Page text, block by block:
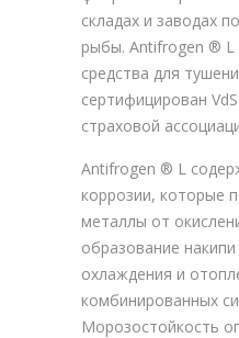
складах и заводах
рыбы. Antifrogen ® L
средства для
сертифицирован
страховой
Antifrogen ® L
коррозии, которые
металлы от
образование
охлаждения и
комбинированных
Морозостойкость